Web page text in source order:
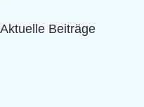
Aktuelle Beiträge